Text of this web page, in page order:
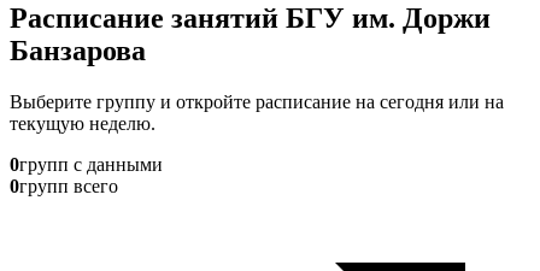
Расписание занятий БГУ им. Доржи
Банзарова
Выберите группу и откройте расписание на сегодня или на
текущую неделю.
0групп с данными
0групп всего